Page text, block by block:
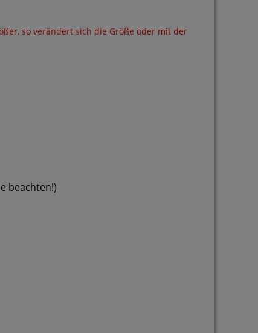
so verändert sich die Größe oder mit der
beachten!)